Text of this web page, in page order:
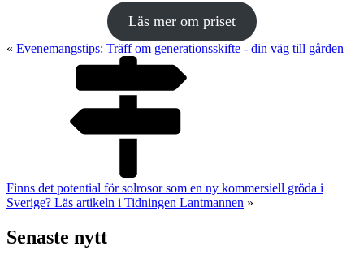
Läs mer om priset
« Evenemangstips: Träff om generationsskifte - din väg till gården
Finns det potential för solrosor som en ny kommersiell gröda i
Sverige? Läs artikeln i Tidningen Lantmannen »
Senaste nytt